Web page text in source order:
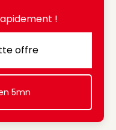
!
à cette offre
offre
5mn